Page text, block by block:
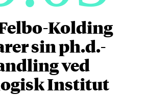
Kolding
sin ph.d.-
ved
Institut